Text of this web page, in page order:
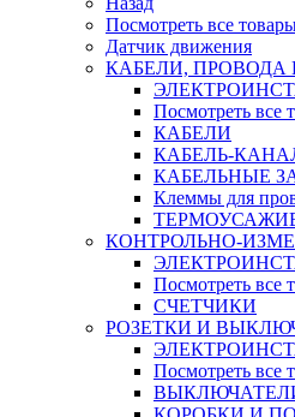
Посмотреть все
Датчик движения
КАБЕЛИ, ПРОВОДА
Посмотреть все
КАБЕЛИ
КАБЕЛЬ-
КАБЕЛЬНЫЕ
Клеммы для
КОНТРОЛЬНО-
Посмотреть все
СЧЕТЧИКИ
РОЗЕТКИ И
Посмотреть все